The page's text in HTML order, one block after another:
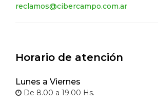
reclamos@cibercampo.com.ar
Horario de atención
Lunes a Viernes
De 8.00 a 19.00 Hs.